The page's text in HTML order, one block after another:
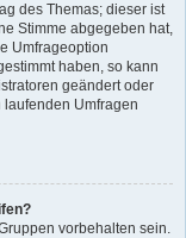
des Themas; dieser ist
Stimme abgegeben hat,
Umfrageoption
haben, so kann
geändert oder
Umfragen
vorbehalten sein.